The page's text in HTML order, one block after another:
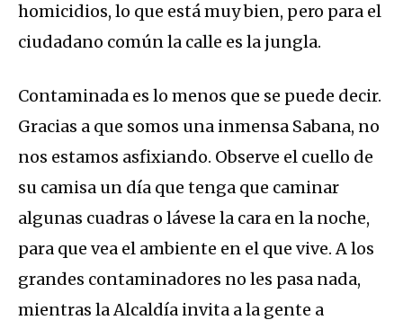
homicidios, lo que está muy bien, pero para el
ciudadano común la calle es la jungla.
Contaminada es lo menos que se puede decir.
Gracias a que somos una inmensa Sabana, no
nos estamos asfixiando. Observe el cuello de
su camisa un día que tenga que caminar
algunas cuadras o lávese la cara en la noche,
para que vea el ambiente en el que vive. A los
grandes contaminadores no les pasa nada,
mientras la Alcaldía invita a la gente a